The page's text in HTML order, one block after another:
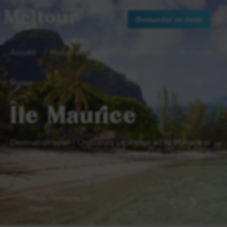
Meltour Demander un devis
Nos destinations
Voyage
Île Maurice
Destination soleil ! Choisissez un voyage à l’île Maurice si
vous rêvez de vacances reposantes hors des sentiers battus.